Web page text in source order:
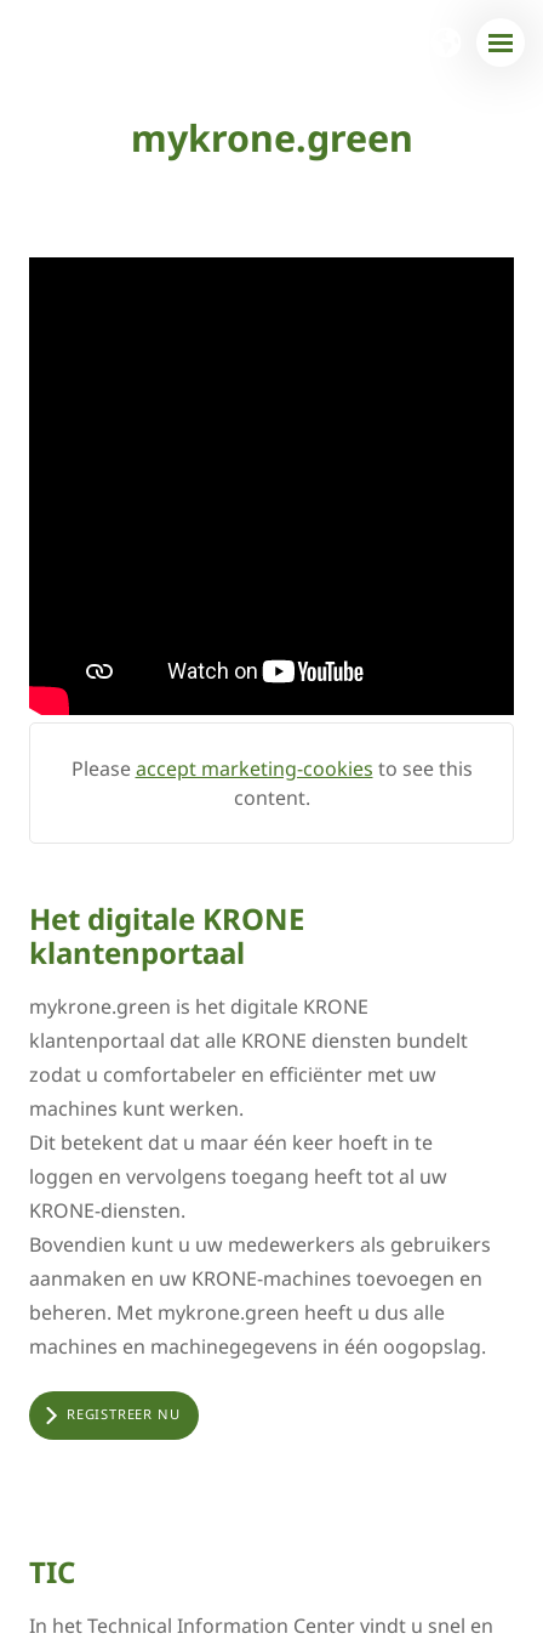
mykrone.green
Pleaseaccept marketing-cookies to see this
content.
Het digitale KRONE
klantenportaal
mykrone.green is het digitale KRONE
klantenportaal dat alle KRONE diensten bundelt
zodat u comfortabeler en efficiënter met uw
machines kunt werken.
Dit betekent dat u maar één keer hoeft in te
loggen en vervolgens toegang heeft tot al uw
KRONE-diensten.
Bovendien kunt u uw medewerkers als gebruikers
aanmaken en uw KRONE-machines toevoegen en
beheren. Met mykrone.green heeft u dus alle
machines en machinegegevens in één oogopslag.
REGISTREER NU
TIC
In het Technical Information Center vindt u snel en